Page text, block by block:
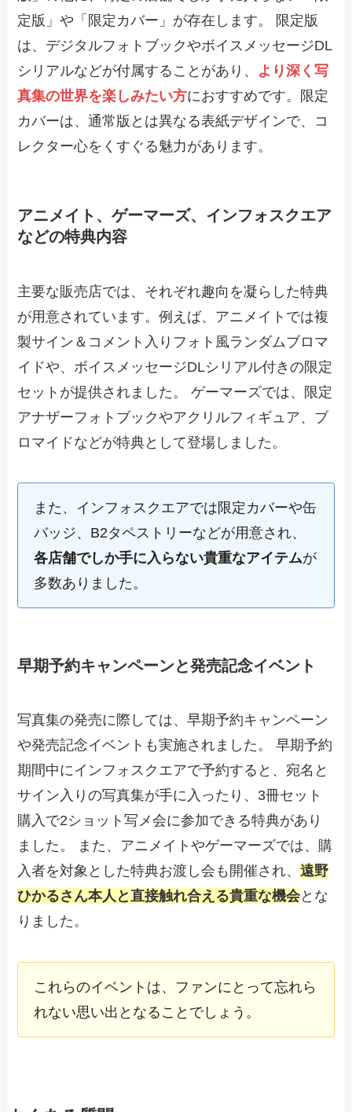
定版」や「限定カバー」が存在します。 限定版
は、デジタルフォトブックやボイスメッセージDL
シリアルなどが付属することがあり、 より深く写
真集の世界を楽しみたい方におすすめです。限定
カバーは、通常版とは異なる表紙デザインで、コ
レクター心をくすぐる魅力があります。
アニメイト、ゲーマーズ、インフォスクエア
などの特典内容
主要な販売店では、それぞれ趣向を凝らした特典
が用意されています。例えば、アニメイトでは複
製サイン＆コメント入りフォト風ランダムブロマ
イドや、ボイスメッセージDLシリアル付きの限定
セットが提供されました。 ゲーマーズでは、限定
アナザーフォトブックやアクリルフィギュア、ブ
ロマイドなどが特典として登場しました。
また、インフォスクエアでは限定カバーや缶
バッジ、B2タペストリーなどが用意され、
各店舗でしか手に入らない貴重なアイテムが
多数ありました。
早期予約キャンペーンと発売記念イベント
写真集の発売に際しては、早期予約キャンペーン
や発売記念イベントも実施されました。 早期予約
期間中にインフォスクエアで予約すると、宛名と
サイン入りの写真集が手に入ったり、3冊セット
購入で2ショット写メ会に参加できる特典があり
ました。 また、アニメイトやゲーマーズでは、購
入者を対象とした特典お渡し会も開催され、遠野
ひかるさん本人と直接触れ合える貴重な機会とな
りました。
これらのイベントは、ファンにとって忘れら
れない思い出となることでしょう。